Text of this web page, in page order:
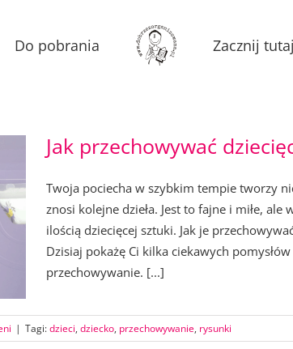
Do pobrania Zacznij tutaj
Jak przechowywać
Twoja pociecha w szybkim tempie tworzy
znosi kolejne dzieła. Jest to fajne i miłe,
ilością dziecięcej sztuki. Jak je
Dzisiaj pokażę Ci kilka ciekawych
przechowywanie. [...]
| Tagi:dzieci, dziecko, przechowywanie, rysunki